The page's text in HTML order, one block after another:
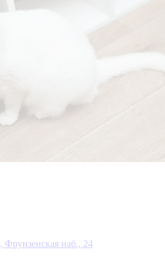
Фрунзенская наб., 24